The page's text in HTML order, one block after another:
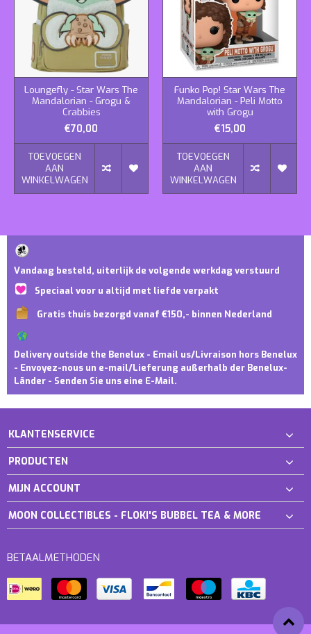
Loungefly - Star Wars The
Mandalorian - Grogu &
Crabbies
€70,00
TOEVOEGEN
AAN
WINKELWAGEN
Funko Pop! Star Wars The
Mandalorian - Peli Motto
with Grogu
€15,00
TOEVOEGEN
AAN
WINKELWAGEN
Vandaag besteld, uiterlijk de volgende werkdag verstuurd
Speciaal voor u altijd met liefde verpakt
Gratis thuis bezorgd vanaf €150,- binnen Nederland
Delivery outside the Benelux - Email us/Livraison hors Benelux
- Envoyez-nous un e-mail/Lieferung außerhalb der Benelux-
Länder - Senden Sie uns eine E-Mail.
KLANTENSERVICE
PRODUCTEN
MIJN ACCOUNT
MOON COLLECTIBLES - FLOKI'S BUBBEL TEA & MORE
BETAALMETHODEN